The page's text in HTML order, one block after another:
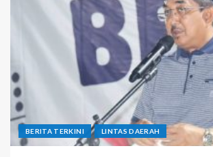
BERITA TERKINI LINTAS DAERAH